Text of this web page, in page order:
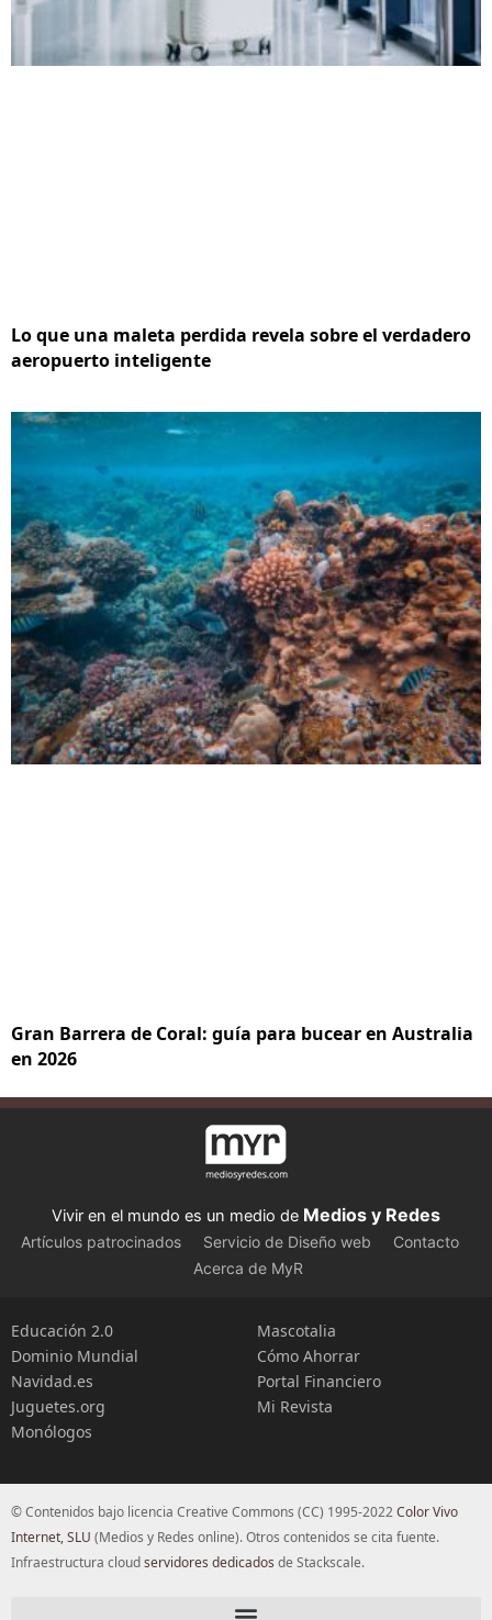
Lo que una maleta perdida revela sobre el verdadero
aeropuerto inteligente
Gran Barrera de Coral: guía para bucear en Australia
en 2026
Vivir en el mundo es un medio de Medios y Redes
Artículos patrocinados Servicio de Diseño web
Contacto
Acerca de MyR
Educación 2.0
Dominio Mundial
Navidad.es
Juguetes.org
Monólogos
Mascotalia
Cómo Ahorrar
Portal Financiero
Mi Revista
© Contenidos bajo licencia Creative Commons (CC) 1995-2022Color Vivo
Internet, SLU (Medios y Redes online). Otros contenidos se cita fuente.
Infraestructura cloudservidores dedicados de Stackscale.